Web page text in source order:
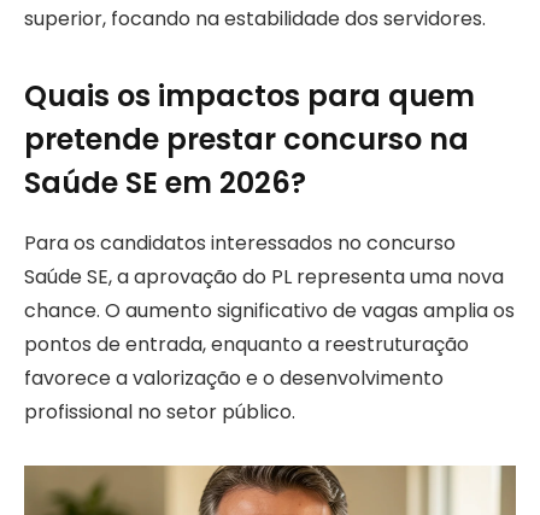
superior, focando na estabilidade dos servidores.
Quais os impactos para quem
pretende prestar concurso na
Saúde SE em 2026?
Para os candidatos interessados no concurso
Saúde SE, a aprovação do PL representa uma nova
chance. O aumento significativo de vagas amplia os
pontos de entrada, enquanto a reestruturação
favorece a valorização e o desenvolvimento
profissional no setor público.